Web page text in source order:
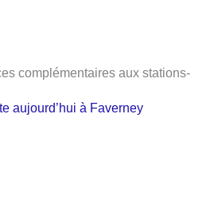
complémentaires aux stations-
aujourd’hui à Faverney